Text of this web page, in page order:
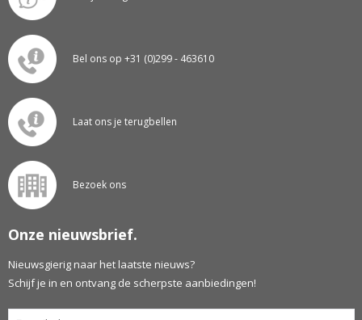
Bel ons op +31 (0)299 - 463610
Laat ons je terugbellen
Bezoek ons
Onze nieuwsbrief.
Nieuwsgierig naar het laatste nieuws?
Schijf je in en ontvang de scherpste aanbiedingen!